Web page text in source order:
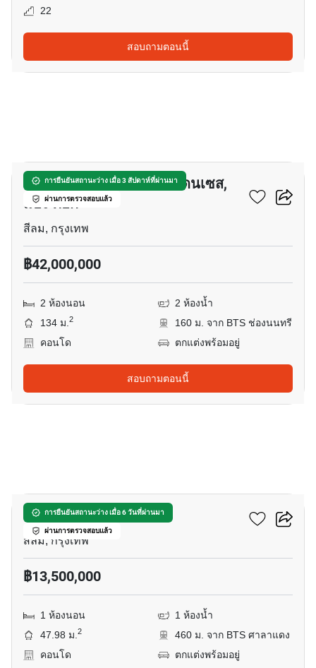
22
สอบถามตอนนี้
การยืนยันสถานะว่าง เมื่อ 3 สัปดาห์ที่ผ่านมา
ผ่านการตรวจสอบแล้ว
เดอะ ริทซ์-คาร์ลตัน เรสซิเดนเซส,
แบง ค๊อก
สีลม, กรุงเทพ
฿42,000,000
2 ห้องนอน
2 ห้องน้ำ
134 ม.2
160 ม. จาก BTS ช่องนนทรี
คอนโด
ตกแต่งพร้อมอยู่
สอบถามตอนนี้
การยืนยันสถานะว่าง เมื่อ 6 วันที่ผ่านมา
ผ่านการตรวจสอบแล้ว
รอม คอนแวนต์
สีลม, กรุงเทพ
฿13,500,000
1 ห้องนอน
1 ห้องน้ำ
47.98 ม.2
460 ม. จาก BTS ศาลาแดง
คอนโด
ตกแต่งพร้อมอยู่